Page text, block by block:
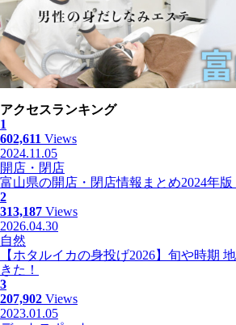
アクセスランキング
1
602,611 Views
2024.11.05
開店・閉店
富山県の開店・閉店情報まとめ2024年版
2
313,187 Views
2026.04.30
自然
【ホタルイカの身投げ2026】旬や時期
きた！
3
207,902 Views
2023.01.05